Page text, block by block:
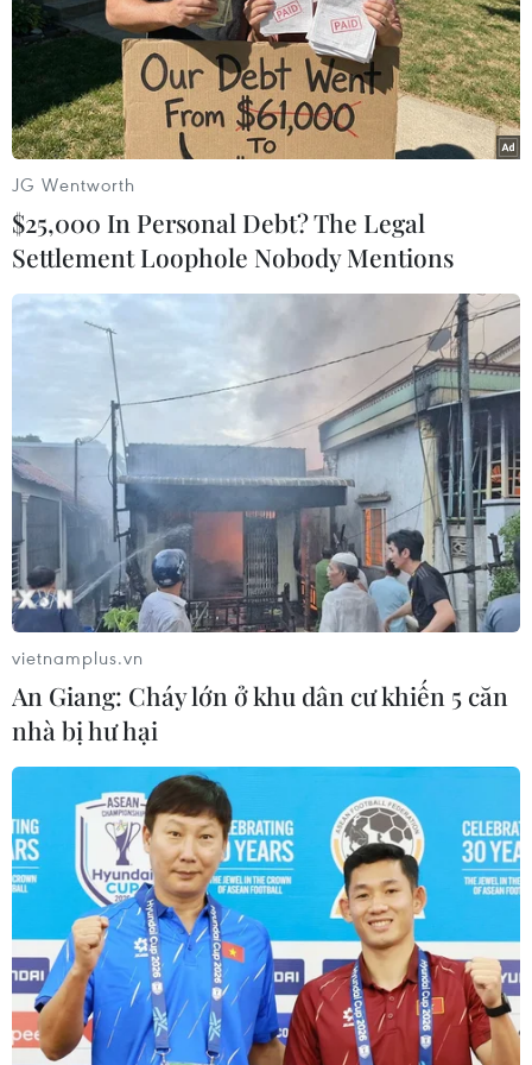
Bình Phước: Xe container đấu đầu xe
khách, 4 người thương vong
27/11/2019 03:54
Xe container kéo theo rơmooc bất ngờ lấn sang phần
đường ngược chiều, đâm trực diện vào xe khách chở 20
người khiến phụ xe khách tử vong tại chỗ, lái xe và 2
hành khách khác bị thương.
Bất bình hàng chục học sinh đi xe
đạp điện vượt đèn đỏ
27/11/2019 03:54
Mới đây, mạng xã hội xuất hiện đoạn clip ghi lại cảnh
JG Wentworth
$25,000 In Personal Debt? The Legal
Settlement Loophole Nobody Mentions
vietnamplus.vn
An Giang: Cháy lớn ở khu dân cư khiến 5 căn
nhà bị hư hại